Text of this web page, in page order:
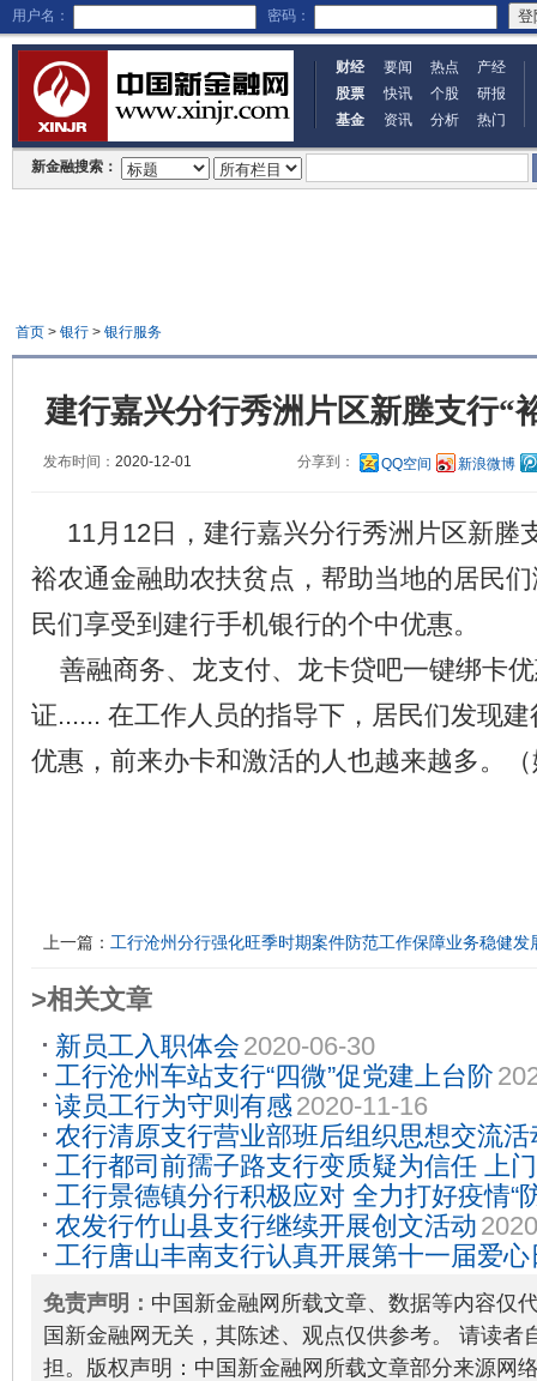
用户名： 密码：
财经 要闻 热点
产经
股票
快讯 个股
研报
基金
资讯 分析 热门
新金融搜索：
首页> 银行> 银行服务
建行嘉兴分行秀洲片区新塍支行“
发布时间： 2020-12-01 分享到： QQ空间 新浪微博
11月12日，建行嘉兴分行秀洲片区新塍
裕农通金融助农扶贫点，帮助当地的居民
民们享受到建行手机银行的个中优惠。
善融商务、龙支付、龙卡贷吧一键绑卡
证...... 在工作人员的指导下，居民们发现
优惠，前来办卡和激活的人也越来越多。
上一篇： 工行沧州分行强化旺季时期案件防范工作保障业务稳健发
>相关文章
新员工入职体会 2020-06-30
工行沧州车站支行“四微”促党建上台阶
读员工行为守则有感 2020-11-16
农行清原支行营业部班后组织思想交流活
工行都司前孺子路支行变质疑为信任 上
08-25
工行景德镇分行积极应对 全力打好疫情“
农发行竹山县支行继续开展创文活动
工行唐山丰南支行认真开展第十一届爱心
免责声明： 中国新金融网所载文章、数据等内容仅
国新金融网无关，其陈述、观点仅供参考。 请读者
担。版权声明：中国新金融网所载文章部分来源网